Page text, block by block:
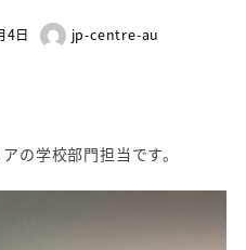
4日
著
jp-centre-au
の学校部門担当です。